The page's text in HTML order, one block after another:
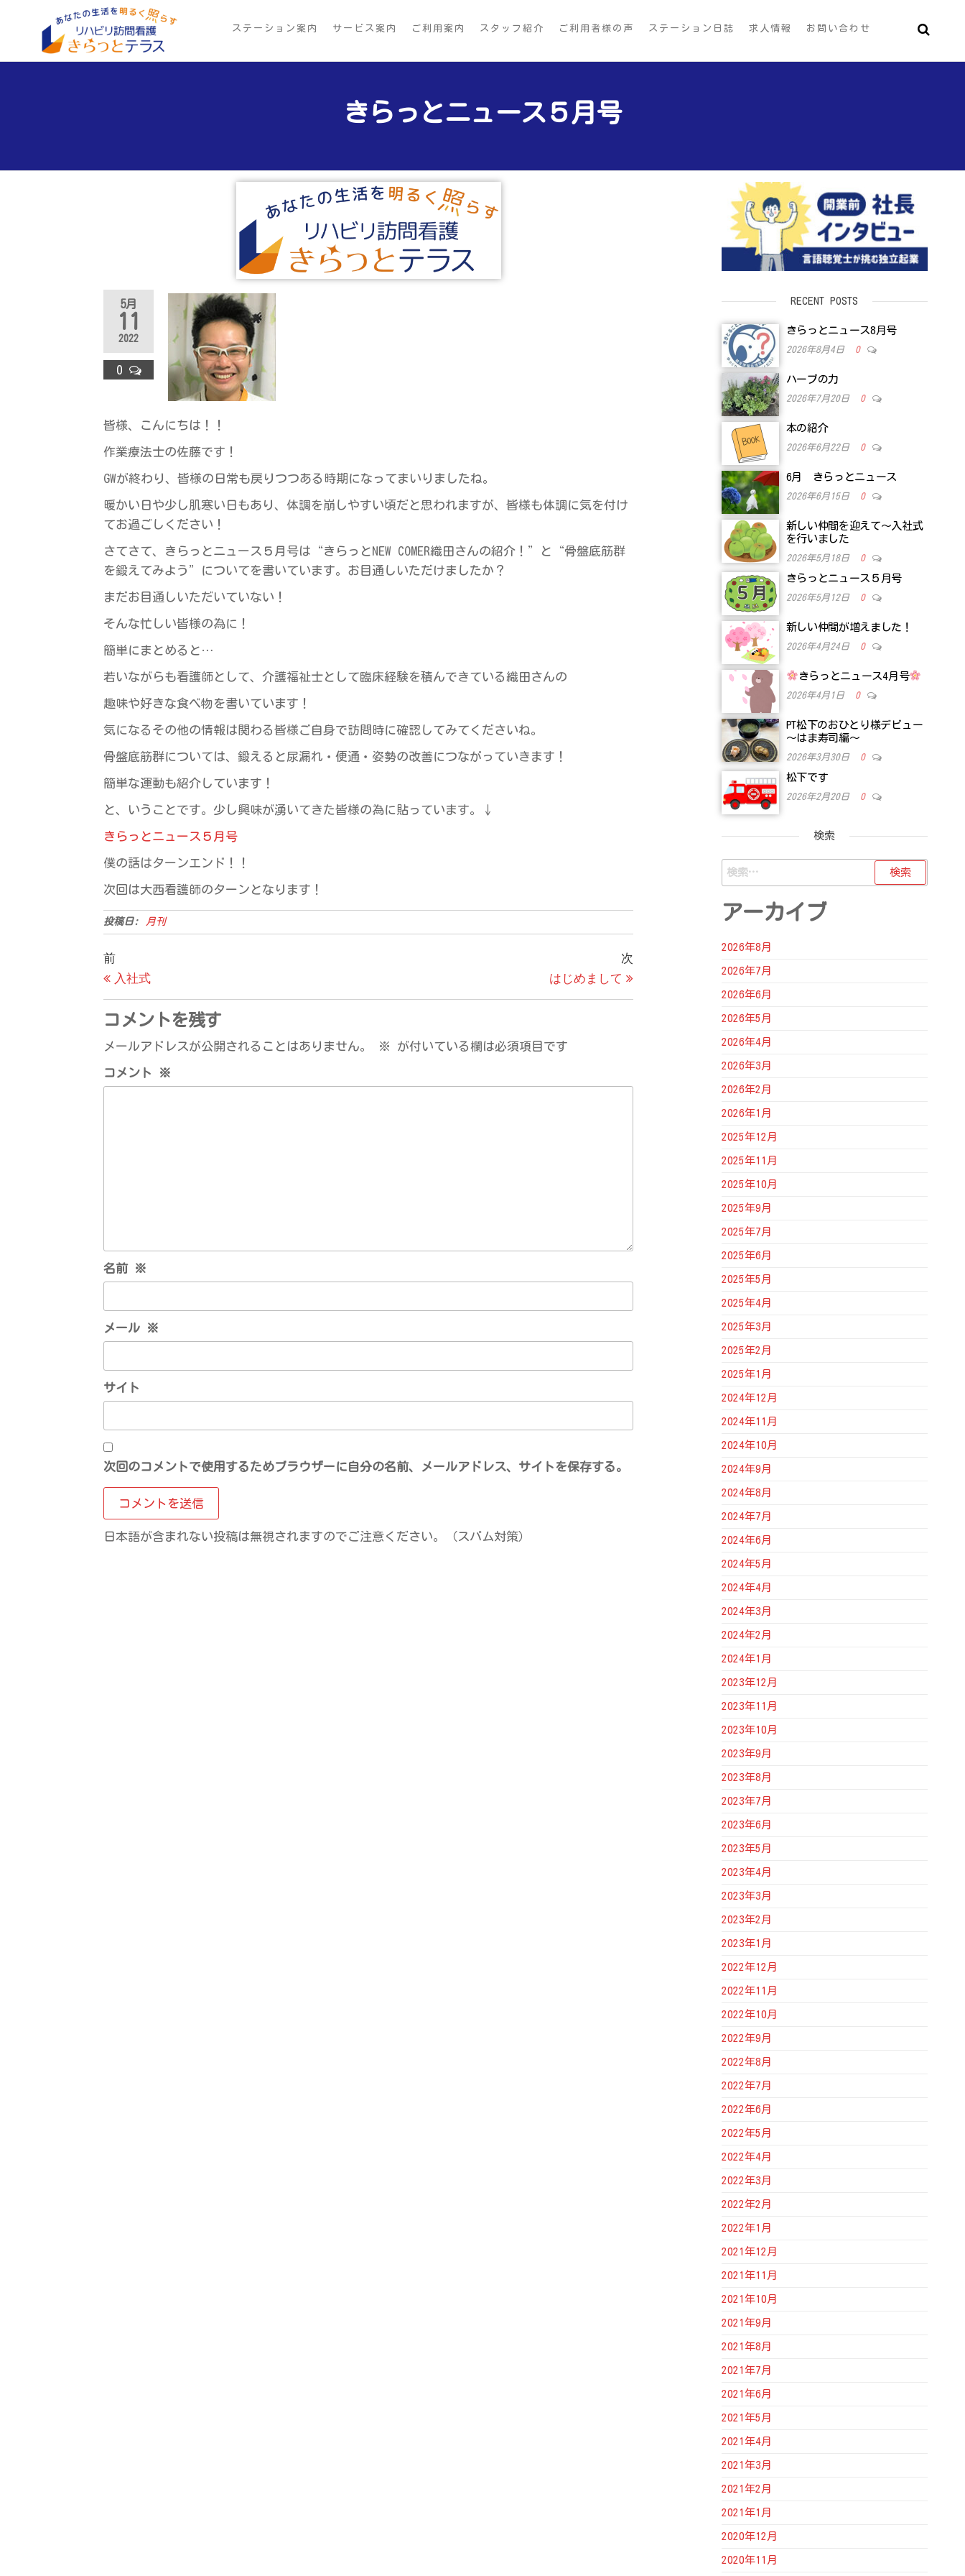
ハ
と
テ
ラ
ス
ステーション案内 サービス案内 ご利用案内 スタッフ紹介 ご利用者様の声 ステーション日誌 求人情報 お問い合わせ
きらっとニュース５月号
5月
11
2022
0
皆様、こんにちは！！
作業療法士の佐藤です！
GWが終わり、皆様の日常も戻りつつある時期になってまいりましたね。
暖かい日や少し肌寒い日もあり、体調を崩しやすい頃だと思われますが、皆様も体調に気を付け
てお過ごしください！
さてさて、きらっとニュース５月号は“きらっとNEW COMER織田さんの紹介！”と“骨盤底筋群
を鍛えてみよう”についてを書いています。お目通しいただけましたか？
まだお目通しいただいていない！
そんな忙しい皆様の為に！
簡単にまとめると…
若いながらも看護師として、介護福祉士として臨床経験を積んできている織田さんの
趣味や好きな食べ物を書いています！
気になるその他の情報は関わる皆様ご自身で訪問時に確認してみてくださいね。
骨盤底筋群については、鍛えると尿漏れ・便通・姿勢の改善につながっていきます！
簡単な運動も紹介しています！
と、いうことです。少し興味が湧いてきた皆様の為に貼っています。↓
きらっとニュース５月号
僕の話はターンエンド！！
次回は大西看護師のターンとなります！
投稿日: 月刊
投
稿
ナ
ビ
ゲ
ー
過
去
の
投
前
入社式
の
投
次
はじめまして
コメントを残す
メールアドレスが公開されることはありません。 ※ が付いている欄は必須項目です
コメント ※
名前 ※
メール ※
サイト
次回のコメントで使用するためブラウザーに自分の名前、メールアドレス、サイトを保存する。
日本語が含まれない投稿は無視されますのでご注意ください。（スパム対策）
RECENT POSTS
きらっとニュース8月号
2026年8月4日 0
ハーブの力
2026年7月20日 0
本の紹介
2026年6月22日 0
6月 きらっとニュース
2026年6月15日 0
新しい仲間を迎えて～入社式
を行いました
2026年5月18日 0
きらっとニュース５月号
2026年5月12日 0
新しい仲間が増えました！
2026年4月24日 0
きらっとニュース4月号
2026年4月1日 0
PT松下のおひとり様デビュー
～はま寿司編～
2026年3月30日 0
松下です
2026年2月20日 0
検索
検
索:
アーカイブ
2026年8月
2026年7月
2026年6月
2026年5月
2026年4月
2026年3月
2026年2月
2026年1月
2025年12月
2025年11月
2025年10月
2025年9月
2025年7月
2025年6月
2025年5月
2025年4月
2025年3月
2025年2月
2025年1月
2024年12月
2024年11月
2024年10月
2024年9月
2024年8月
2024年7月
2024年6月
2024年5月
2024年4月
2024年3月
2024年2月
2024年1月
2023年12月
2023年11月
2023年10月
2023年9月
2023年8月
2023年7月
2023年6月
2023年5月
2023年4月
2023年3月
2023年2月
2023年1月
2022年12月
2022年11月
2022年10月
2022年9月
2022年8月
2022年7月
2022年6月
2022年5月
2022年4月
2022年3月
2022年2月
2022年1月
2021年12月
2021年11月
2021年10月
2021年9月
2021年8月
2021年7月
2021年6月
2021年5月
2021年4月
2021年3月
2021年2月
2021年1月
2020年12月
2020年11月